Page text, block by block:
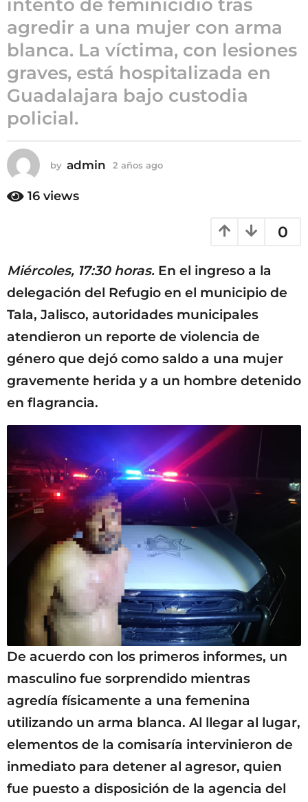
a
ñ
o
a
g
o
intento de feminicidio tras
agredir a una mujer con arma
blanca. La víctima, con lesiones
graves, está hospitalizada en
Guadalajara bajo custodia
policial.
by admin 2 años ago
16 views
0
Miércoles, 17:30 horas. En el ingreso a la
delegación del Refugio en el municipio de
Tala, Jalisco, autoridades municipales
atendieron un reporte de violencia de
género que dejó como saldo a una mujer
gravemente herida y a un hombre detenido
en flagrancia.
De acuerdo con los primeros informes, un
masculino fue sorprendido mientras
agredía físicamente a una femenina
utilizando un arma blanca. Al llegar al lugar,
elementos de la comisaría intervinieron de
inmediato para detener al agresor, quien
fue puesto a disposición de la agencia del